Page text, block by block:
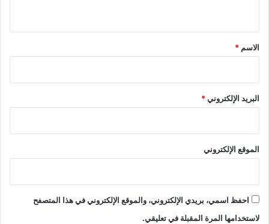
*
الاسم *
البريد الإلكتروني*
الموقع الإلكتروني
احفظ اسمي، بريدي الإلكتروني، والموقع الإلكتروني في هذا المتصفح
لاستخدامها المرة المقبلة في تعليقي.